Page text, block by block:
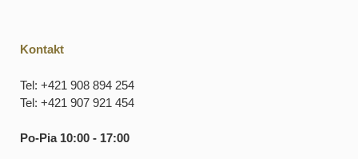
Kontakt
Tel: +421 908 894 254
Tel: +421 907 921 454
Po-Pia 10:00 - 17:00